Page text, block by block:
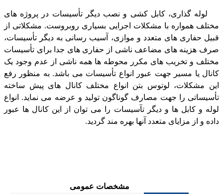
لوله گذاری، کابل کشی و نصب دیگر تأسیسات در پروژه های
مختلف همواره با مشکلات اجرایی بسیاری روبروست. مشکلاتی از
قبیل حفاری های متعدد و موازی، آسیب رسانی به دیگر تأسیسات،
صرف هزینه های مضاعف ناشی از حفاری های جدا برای تأسیسات
مختلف و تخریب های مکرر محوطه ها همه ناشی از عدم وجود یک
کانال یا مسیر جهت عبور انواع تأسیسات می باشد. به منظور رفع
این مشکلات، لوتوس بتن انواع مختلف کانال های پیش ساخته
تأسیساتی را جهت مصارف گوناگون تولید و عرضه می نماید. انواع
لوله و کابل ها و دیگر تآسیسات را می توان از این کانال ها عبور
داده و از مزایای متعدد آنها بهره مند گردید.
مشخصات عمومی